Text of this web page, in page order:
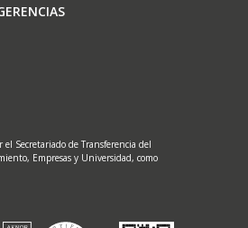
Secretariado de Transferencia del
Empresas y Universidad, como